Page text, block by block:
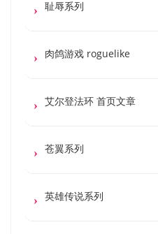
耻辱系列
肉鸽游戏 roguelike
艾尔登法环 首页文章
苍翼系列
英雄传说系列